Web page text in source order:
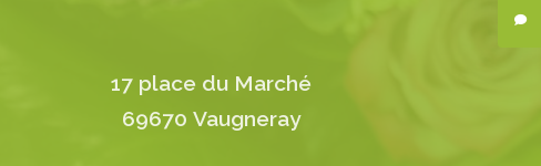
17 place du Marché
69670 Vaugneray